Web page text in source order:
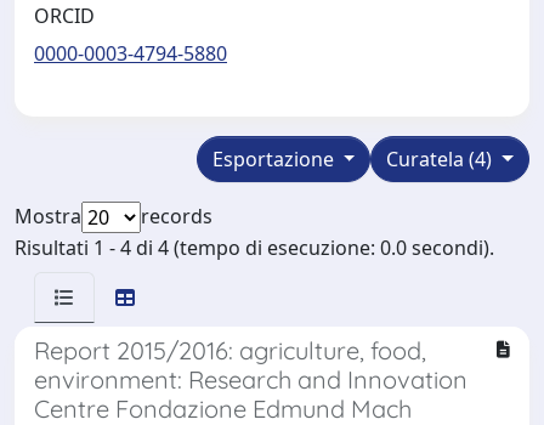
ORCID
0000-0003-4794-5880
Curatela (4)
Esportazione
Mostra
records
Risultati 1 - 4 di 4 (tempo di esecuzione: 0.0 secondi).
Report 2015/2016: agriculture, food,
environment: Research and Innovation
Centre Fondazione Edmund Mach